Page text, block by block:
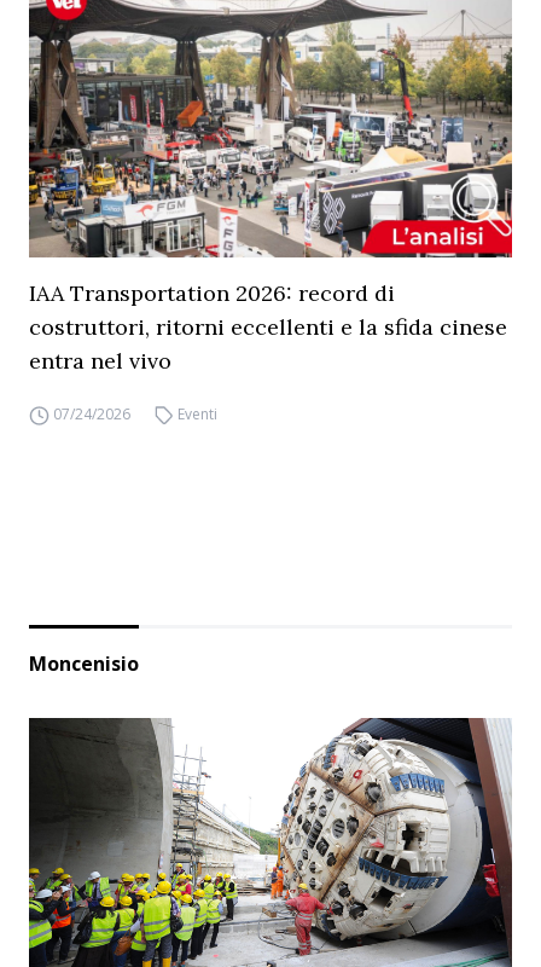
IAA Transportation 2026: record di
costruttori, ritorni eccellenti e la sfida cinese
entra nel vivo
07/24/2026 Eventi
Moncenisio